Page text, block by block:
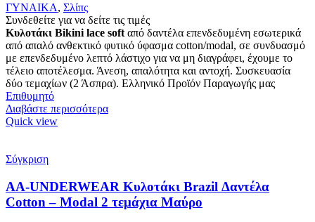
ΓΥΝΑΙΚΑ, Σλίπς
Συνδεθείτε για να δείτε τις τιμές
Κυλοτάκι Bikini lace soft από δαντέλα επενδεδυμένη εσωτερικά
από απαλό ανθεκτικό φυτικό ύφασμα cotton/modal, σε συνδυασμό
με επενδεδυμένο λεπτό λάστιχο για να μη διαγράφει, έχουμε το
τέλειο αποτέλεσμα. Άνεση, απαλότητα και αντοχή. Συσκευασία
δύο τεμαχίων (2 Άσπρα). Ελληνικό Προϊόν Παραγωγής μας
Επιθυμητό
Διαβάστε περισσότερα
Quick view
Σύγκριση
AA-UNDERWEAR Κυλοτάκι Brazil Δαντέλα
Cotton – Modal 2 τεμάχια Μαύρο